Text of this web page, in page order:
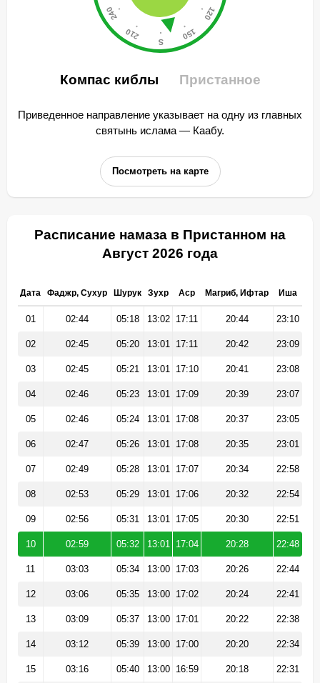
Компас киблы Пристанное
Приведенное направление указывает на одну из главных
святынь ислама — Каабу.
Посмотреть на карте
Расписание намаза в Пристанном на
Август 2026 года
Дата Фаджр, Сухур Шурук Зухр Аср Магриб, Ифтар Иша
01 02:44 05:18 13:02 17:11 20:44 23:10
02 02:45 05:20 13:01 17:11 20:42 23:09
03 02:45 05:21 13:01 17:10 20:41 23:08
04 02:46 05:23 13:01 17:09 20:39 23:07
05 02:46 05:24 13:01 17:08 20:37 23:05
06 02:47 05:26 13:01 17:08 20:35 23:01
07 02:49 05:28 13:01 17:07 20:34 22:58
08 02:53 05:29 13:01 17:06 20:32 22:54
09 02:56 05:31 13:01 17:05 20:30 22:51
10 02:59 05:32 13:01 17:04 20:28 22:48
11 03:03 05:34 13:00 17:03 20:26 22:44
12 03:06 05:35 13:00 17:02 20:24 22:41
13 03:09 05:37 13:00 17:01 20:22 22:38
14 03:12 05:39 13:00 17:00 20:20 22:34
15 03:16 05:40 13:00 16:59 20:18 22:31